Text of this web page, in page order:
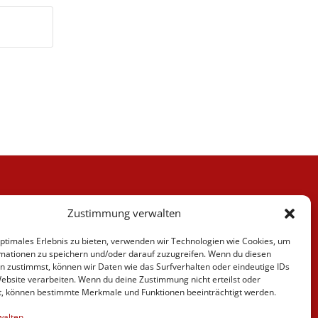
Zustimmung verwalten
Erlebnis zu bieten, verwenden wir Technologien wie Cookies, um
zu speichern und/oder darauf zuzugreifen. Wenn du diesen
zustimmst, können wir Daten wie das Surfverhalten oder eindeutige IDs
verarbeiten. Wenn du deine Zustimmung nicht erteilst oder
können bestimmte Merkmale und Funktionen beeinträchtigt werden.
Berufskraftfahrer
Fahrschule
Motorrad
News
Verschiedenes